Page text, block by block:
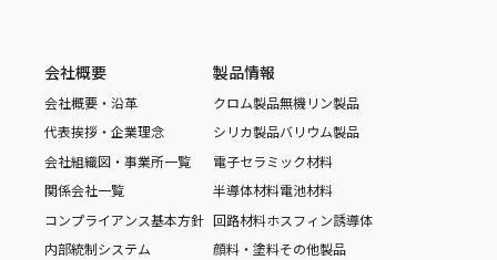
会社概要
会社概要・沿革
代表挨拶・企業理念
会社組織図・事業所一覧
関係会社一覧
コンプライアンス基本方針
内部統制システム
製品情報
クロム製品無機リン製品
シリカ製品バリウム製品
電子セラミック材料
半導体材料電池材料
回路材料ホスフィン誘導体
顔料・塗料その他製品